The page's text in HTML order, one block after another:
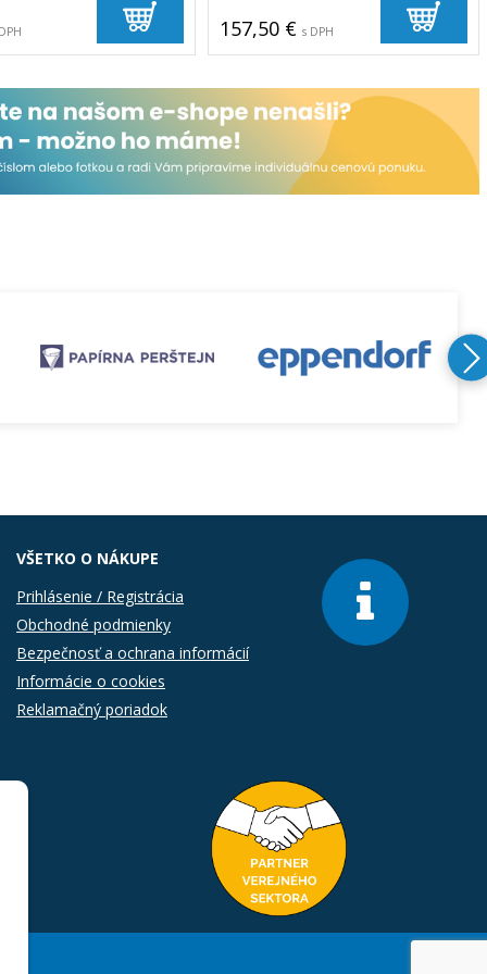
157,50 € s DPH
VŠETKO O NÁKUPE
Prihlásenie / Registrácia
Obchodné podmienky
Bezpečnosť a ochrana informácií
Informácie o cookies
Reklamačný poriadok